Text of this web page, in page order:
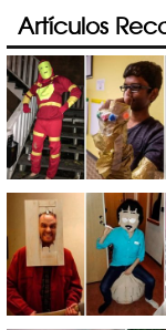
Artículos